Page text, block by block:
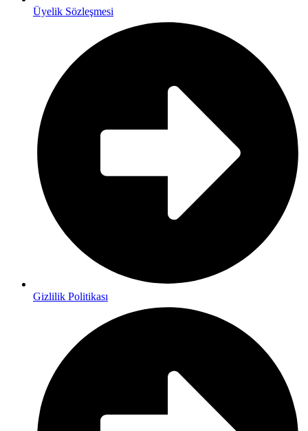
Üyelik Sözleşmesi
Gizlilik Politikası